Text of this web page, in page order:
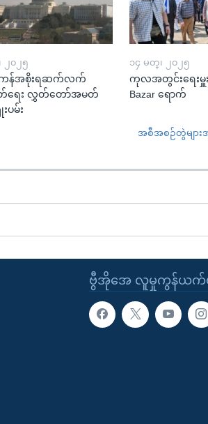
၂၀၂၅
န်အစိုးရဆက်လက်
ေး လွှတ်တော်အမတ်
ပမ်း
၁၄ မတ္၊ ၂၀၂၅
ကုလအတွင်းရေးမှူး
Bazar ရောက်
အစီအစဉ်တွဲများ
ဗွီအိုအေ လူမှုကွန်ယက်မ